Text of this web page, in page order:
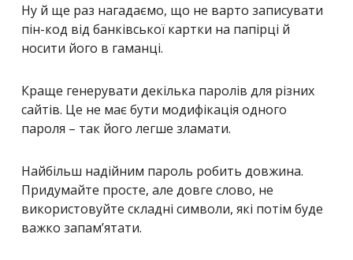
Ну й ще раз нагадаємо, що не варто записувати
пін-код від банківської картки на папірці й
носити його в гаманці.
Краще генерувати декілька паролів для різних
сайтів. Це не має бути модифікація одного
пароля – так його легше зламати.
Найбільш надійним пароль робить довжина.
Придумайте просте, але довге слово, не
використовуйте складні символи, які потім буде
важко запам’ятати.